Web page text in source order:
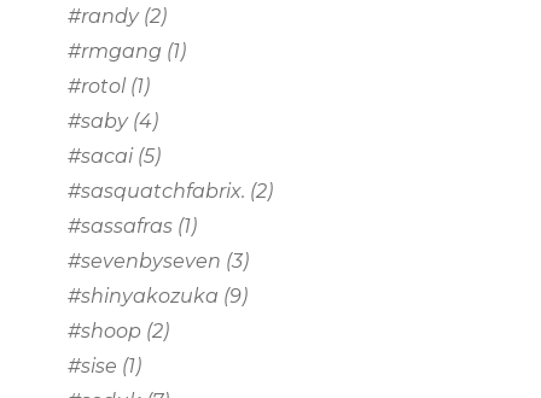
#randy(2)
#rmgang (1)
#rotol (1)
#saby(4)
#sacai (5)
#sasquatchfabrix. (2)
#sassafras (1)
#sevenbyseven (3)
#shinyakozuka (9)
#shoop (2)
#sise (1)